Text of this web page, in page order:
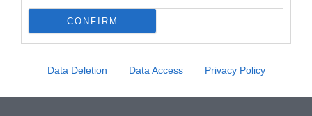
CONFIRM
Data Deletion Data Access Privacy Policy